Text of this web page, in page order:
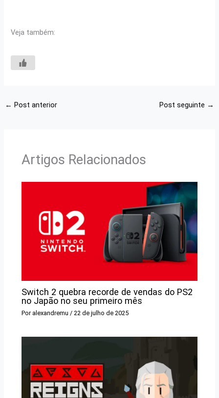
Veja também:
← Post anterior Post seguinte →
Artigos Relacionados
Switch 2 quebra recorde de vendas do PS2
no Japão no seu primeiro mês
Por alexandremu / 22 de julho de 2025